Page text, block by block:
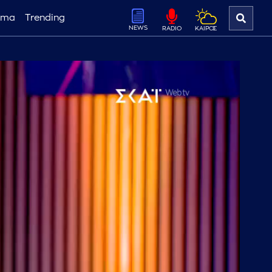
Trending
NEWS RADIO ΚΑΙΡΟΣ